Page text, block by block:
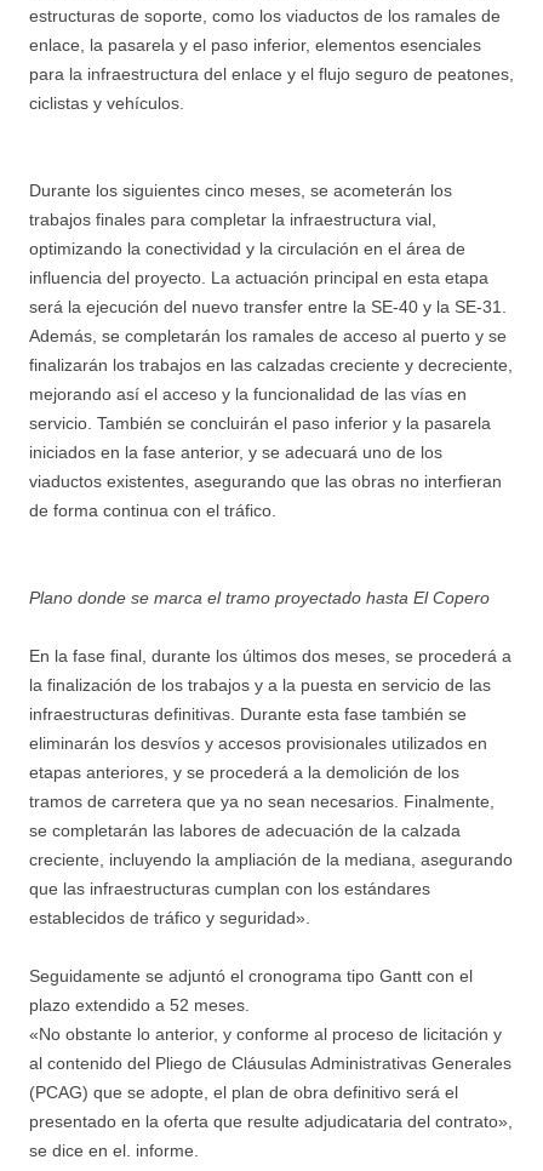
estructuras de soporte, como los viaductos de los ramales de
enlace, la pasarela y el paso inferior, elementos esenciales
para la infraestructura del enlace y el flujo seguro de peatones,
ciclistas y vehículos.
Durante los siguientes cinco meses, se acometerán los
trabajos finales para completar la infraestructura vial,
optimizando la conectividad y la circulación en el área de
influencia del proyecto. La actuación principal en esta etapa
será la ejecución del nuevo transfer entre la SE-40 y la SE-31.
Además, se completarán los ramales de acceso al puerto y se
finalizarán los trabajos en las calzadas creciente y decreciente,
mejorando así el acceso y la funcionalidad de las vías en
servicio. También se concluirán el paso inferior y la pasarela
iniciados en la fase anterior, y se adecuará uno de los
viaductos existentes, asegurando que las obras no interfieran
de forma continua con el tráfico.
Plano donde se marca el tramo proyectado hasta El Copero
En la fase final, durante los últimos dos meses, se procederá a
la finalización de los trabajos y a la puesta en servicio de las
infraestructuras definitivas. Durante esta fase también se
eliminarán los desvíos y accesos provisionales utilizados en
etapas anteriores, y se procederá a la demolición de los
tramos de carretera que ya no sean necesarios. Finalmente,
se completarán las labores de adecuación de la calzada
creciente, incluyendo la ampliación de la mediana, asegurando
que las infraestructuras cumplan con los estándares
establecidos de tráfico y seguridad».
Seguidamente se adjuntó el cronograma tipo Gantt con el
plazo extendido a 52 meses.
«No obstante lo anterior, y conforme al proceso de licitación y
al contenido del Pliego de Cláusulas Administrativas Generales
(PCAG) que se adopte, el plan de obra definitivo será el
presentado en la oferta que resulte adjudicataria del contrato»,
se dice en el. informe.